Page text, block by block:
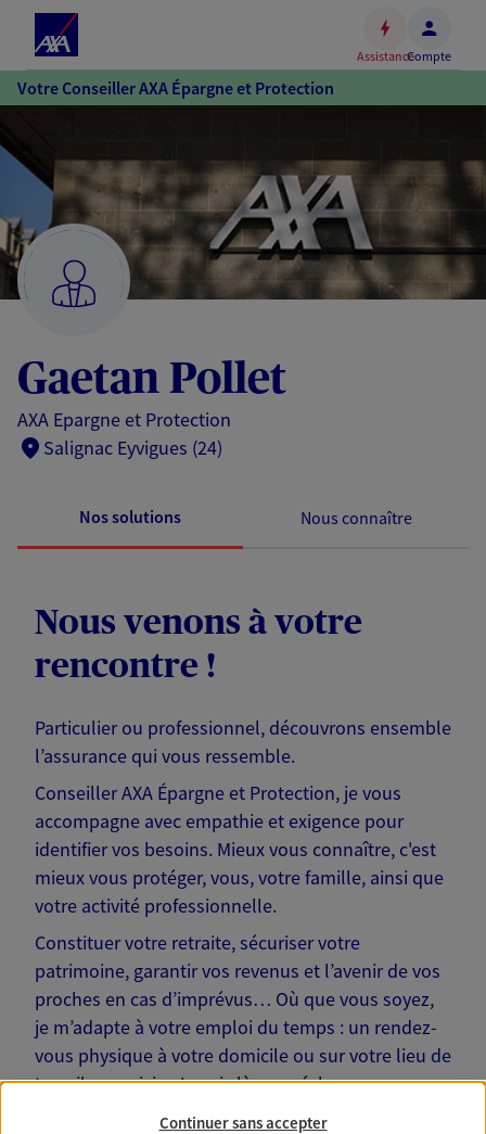
Accéder
au
Accéder
au
pied
de
page
AssistanceCompte
Votre Conseiller AXA Épargne et Protection
Gaetan Pollet
AXA Epargne et Protection
Salignac Eyvigues (24)
Nos solutions Nous connaître
Nous venons à votre
rencontre !
Particulier ou professionnel, découvrons ensemble
l’assurance qui vous ressemble.
Conseiller AXA Épargne et Protection, je vous
accompagne avec empathie et exigence pour
identifier vos besoins. Mieux vous connaître, c'est
mieux vous protéger, vous, votre famille, ainsi que
votre activité professionnelle.
Constituer votre retraite, sécuriser votre
patrimoine, garantir vos revenus et l’avenir de vos
proches en cas d’imprévus… Où que vous soyez,
je m’adapte à votre emploi du temps : un rendez-
vous physique à votre domicile ou sur votre lieu de
travail, une visio. Je suis là pour échanger avec
Continuer sans accepter